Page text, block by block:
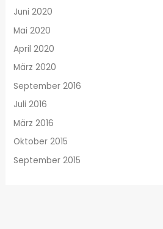
Juni 2020
Mai 2020
April 2020
März 2020
September 2016
Juli 2016
März 2016
Oktober 2015
September 2015